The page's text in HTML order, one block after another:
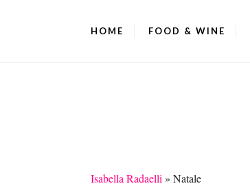
HOME FOOD & WINE
Isabella Radaelli » Natale